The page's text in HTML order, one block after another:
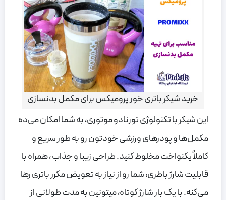
خرید شیکر باتری خور پرومیکس برای مکمل بدنسازی
این شیکر با تکنولوژی تورنادو موتوری، به شما امکان می‌ده
مکمل‌ها و پودرهای ورزشی خودتون رو به طور سریع و
کاملاً یکنواخت مخلوط کنید. طراحی زیبا و جذاب ، همراه با
قابلیت شارژ باطری، شما رو از نیاز به تعویض مکرر باتری رها
می‌کنه. با یک بار شارژ کوتاه، میتونین به مدت طولانی از